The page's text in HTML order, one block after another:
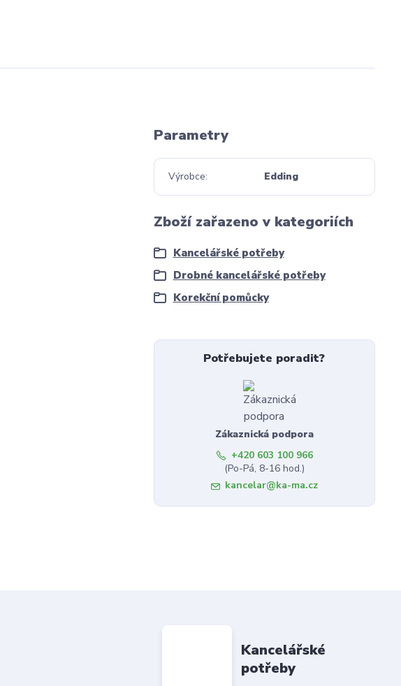
Parametry
Výrobce Edding
Zboží zařazeno v kategoriích
Kancelářské potřeby
Drobné kancelářské potřeby
Korekční pomůcky
Potřebujete poradit?
Zákaznická podpora
+420 603 100 966
(Po-Pá, 8-16 hod.)
kancelar@ka-ma.cz
Kancelářské
potřeby